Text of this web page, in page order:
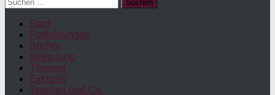
nach:
Start
Fortbildungen
Bücher
Betreuung
Themen
Exklusiv
Taschen und Co.